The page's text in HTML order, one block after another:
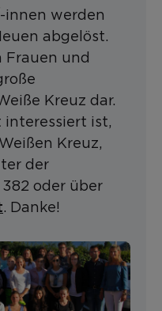
innen werden
abgelöst.
und
Kreuz dar.
interessiert ist,
Kreuz,
der
oder über
. Danke!